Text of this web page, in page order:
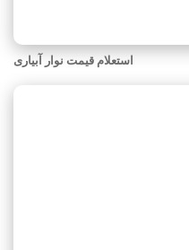
استعلام قیمت نوار آبیاری